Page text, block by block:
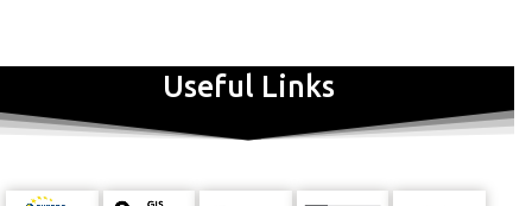
Useful Links